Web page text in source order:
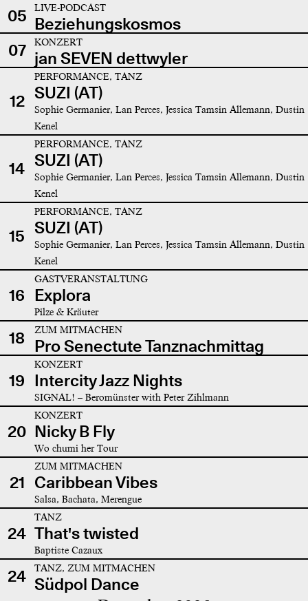
05 LIVE-PODCAST
Beziehungskosmos
07
KONZERT
jan SEVEN dettwyler
12
PERFORMANCE, TANZ
SUZI (AT)
Sophie Germanier, Lan Perces, Jessica Tamsin Allemann, Dustin
Kenel
14
PERFORMANCE, TANZ
SUZI (AT)
Sophie Germanier, Lan Perces, Jessica Tamsin Allemann, Dustin
Kenel
15
PERFORMANCE, TANZ
SUZI (AT)
Sophie Germanier, Lan Perces, Jessica Tamsin Allemann, Dustin
Kenel
16
GASTVERANSTALTUNG
Explora
Pilze & Kräuter
18 ZUM MITMACHEN
Pro Senectute Tanznachmittag
19
KONZERT
Intercity Jazz Nights
SIGNAL! – Beromünster with Peter Zihlmann
20
KONZERT
Nicky B Fly
Wo chumi her Tour
21
ZUM MITMACHEN
Caribbean Vibes
Salsa, Bachata, Merengue
24
TANZ
That's twisted
Baptiste Cazaux
24 TANZ, ZUM MITMACHEN
Südpol Dance